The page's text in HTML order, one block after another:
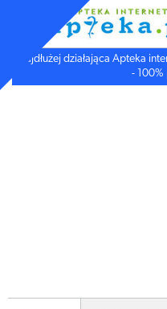
Najdłużej działająca Apteka
- 100%